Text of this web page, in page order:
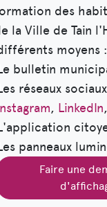
des
la Ville de Tain
moyens :
bulletin
réseaux
, LinkedIn,
panneaux
Faire une